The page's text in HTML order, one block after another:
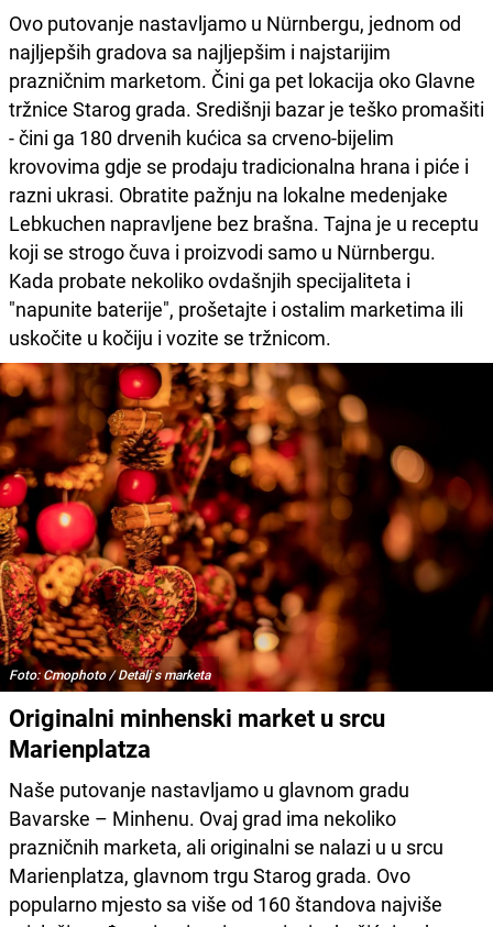
Ovo putovanje nastavljamo u Nürnbergu, jednom od
najljepših gradova sa najljepšim i najstarijim
prazničnim marketom. Čini ga pet lokacija oko Glavne
tržnice Starog grada. Središnji bazar je teško promašiti
- čini ga 180 drvenih kućica sa crveno-bijelim
krovovima gdje se prodaju tradicionalna hrana i piće i
razni ukrasi. Obratite pažnju na lokalne medenjake
Lebkuchen napravljene bez brašna. Tajna je u receptu
koji se strogo čuva i proizvodi samo u Nürnbergu.
Kada probate nekoliko ovdašnjih specijaliteta i
"napunite baterije", prošetajte i ostalim marketima ili
uskočite u kočiju i vozite se tržnicom.
Foto: Cmophoto / Detalj s marketa
Originalni minhenski market u srcu
Marienplatza
Naše putovanje nastavljamo u glavnom gradu
Bavarske – Minhenu. Ovaj grad ima nekoliko
prazničnih marketa, ali originalni se nalazi u u srcu
Marienplatza, glavnom trgu Starog grada. Ovo
popularno mjesto sa više od 160 štandova najviše